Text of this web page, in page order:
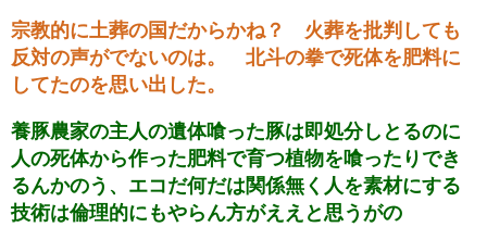
宗教的に土葬の国だからかね？ 火葬を批判しても
反対の声がでないのは。 北斗の拳で死体を肥料に
してたのを思い出した。
養豚農家の主人の遺体喰った豚は即処分しとるのに
人の死体から作った肥料で育つ植物を喰ったりでき
るんかのう、エコだ何だは関係無く人を素材にする
技術は倫理的にもやらん方がええと思うがの